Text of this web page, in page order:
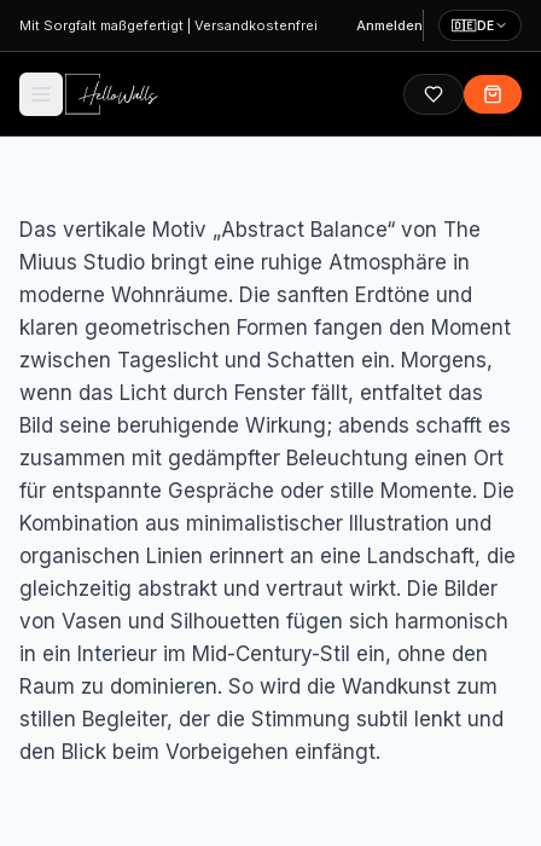
Zum Hauptinhalt springen
Mit Sorgfalt maßgefertigt Versandkostenfrei Anmelden 🇩🇪DE
Das vertikale Motiv „Abstract Balance“ von The
Miuus Studio bringt eine ruhige Atmosphäre in
moderne Wohnräume. Die sanften Erdtöne und
klaren geometrischen Formen fangen den Moment
zwischen Tageslicht und Schatten ein. Morgens,
wenn das Licht durch Fenster fällt, entfaltet das
Bild seine beruhigende Wirkung; abends schafft es
zusammen mit gedämpfter Beleuchtung einen Ort
für entspannte Gespräche oder stille Momente. Die
Kombination aus minimalistischer Illustration und
organischen Linien erinnert an eine Landschaft, die
gleichzeitig abstrakt und vertraut wirkt. Die Bilder
von Vasen und Silhouetten fügen sich harmonisch
in ein Interieur im Mid-Century-Stil ein, ohne den
Raum zu dominieren. So wird die Wandkunst zum
stillen Begleiter, der die Stimmung subtil lenkt und
den Blick beim Vorbeigehen einfängt.